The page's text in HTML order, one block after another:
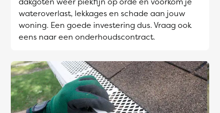
wateroverlast, lekkages en schade aan jouw
woning. Een goede investering dus. Vraag ook
eens naar een onderhoudscontract.